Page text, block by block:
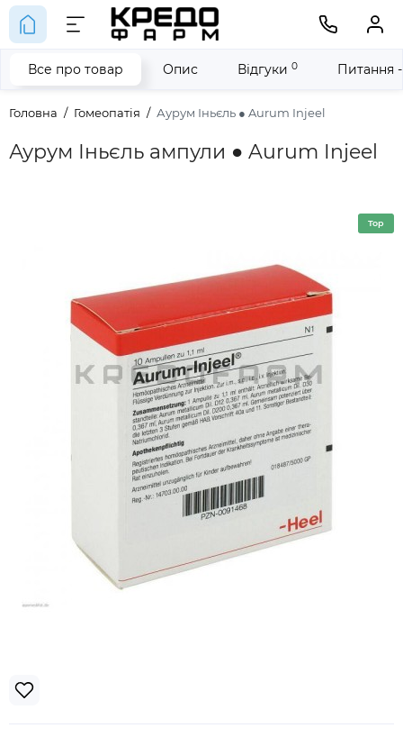
Головна Гомеопатія Аурум Іньєль ● Aurum Injeel
Аурум Іньєль ампули ● Aurum Injeel
Все про товар Опис Відгуки 0 Питання
Top